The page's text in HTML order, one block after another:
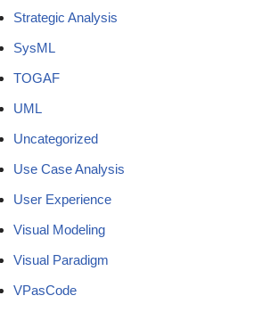
Strategic Analysis
SysML
TOGAF
UML
Uncategorized
Use Case Analysis
User Experience
Visual Modeling
Visual Paradigm
VPasCode